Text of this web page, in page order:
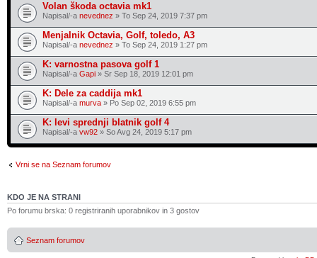
Volan škoda octavia mk1
Napisal/-a nevednez » To Sep 24, 2019 7:37 pm
Menjalnik Octavia, Golf, toledo, A3
Napisal/-a nevednez » To Sep 24, 2019 1:27 pm
K: varnostna pasova golf 1
Napisal/-a Gapi » Sr Sep 18, 2019 12:01 pm
K: Dele za caddija mk1
Napisal/-a murva » Po Sep 02, 2019 6:55 pm
K: levi sprednji blatnik golf 4
Napisal/-a vw92 » So Avg 24, 2019 5:17 pm
Vrni se na Seznam forumov
KDO JE NA STRANI
Po forumu brska: 0 registriranih uporabnikov in 3 gostov
Seznam forumov